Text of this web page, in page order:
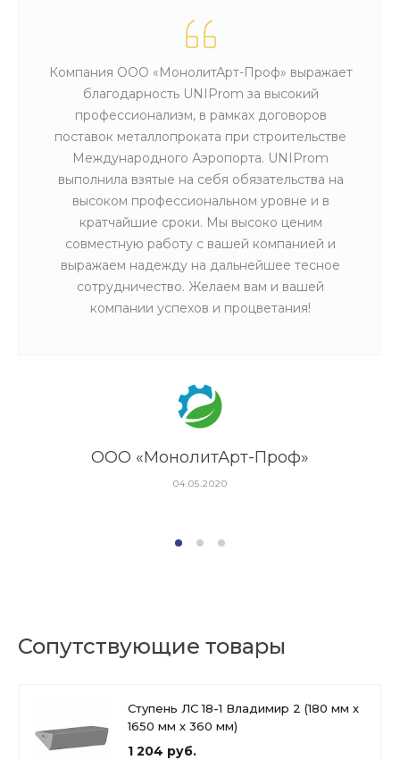
Компания ООО «МонолитАрт-Проф» выражает
благодарность UNIProm за высокий
профессионализм, в рамках договоров
поставок металлопроката при строительстве
Международного Аэропорта. UNIProm
выполнила взятые на себя обязательства на
высоком профессиональном уровне и в
кратчайшие сроки. Мы высоко ценим
совместную работу с вашей компанией и
выражаем надежду на дальнейшее тесное
сотрудничество. Желаем вам и вашей
компании успехов и процветания!
ООО «МонолитАрт-Проф»
04.05.2020
Сопутствующие товары
Ступень ЛС 18-1 Владимир 2 (180 мм х
1650 мм х 360 мм)
1 204 руб.